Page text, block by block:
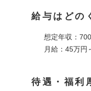
給与はどの
想定年収：
月給：45万円
待遇・福利